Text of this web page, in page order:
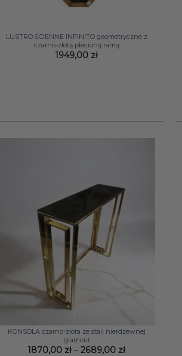
LUSTRO ŚCIENNE INFINITO geometryczne z
czarno-złotą plecioną ramą
1949,00 zł
KONSOLA czarno-złota ze stali nierdzewnej
glamour
1870,00 zł – 2689,00 złZakres